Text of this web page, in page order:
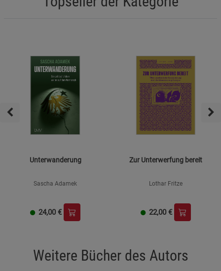
Unterwanderung
Sascha Adamek
24,00 €
Zur Unterwerfung bereit
Lothar Fritze
22,00 €
Weitere Bücher des Autors
Marketing Cookies (3) Marketing Cookies
Datenschutzerklärung Impressum